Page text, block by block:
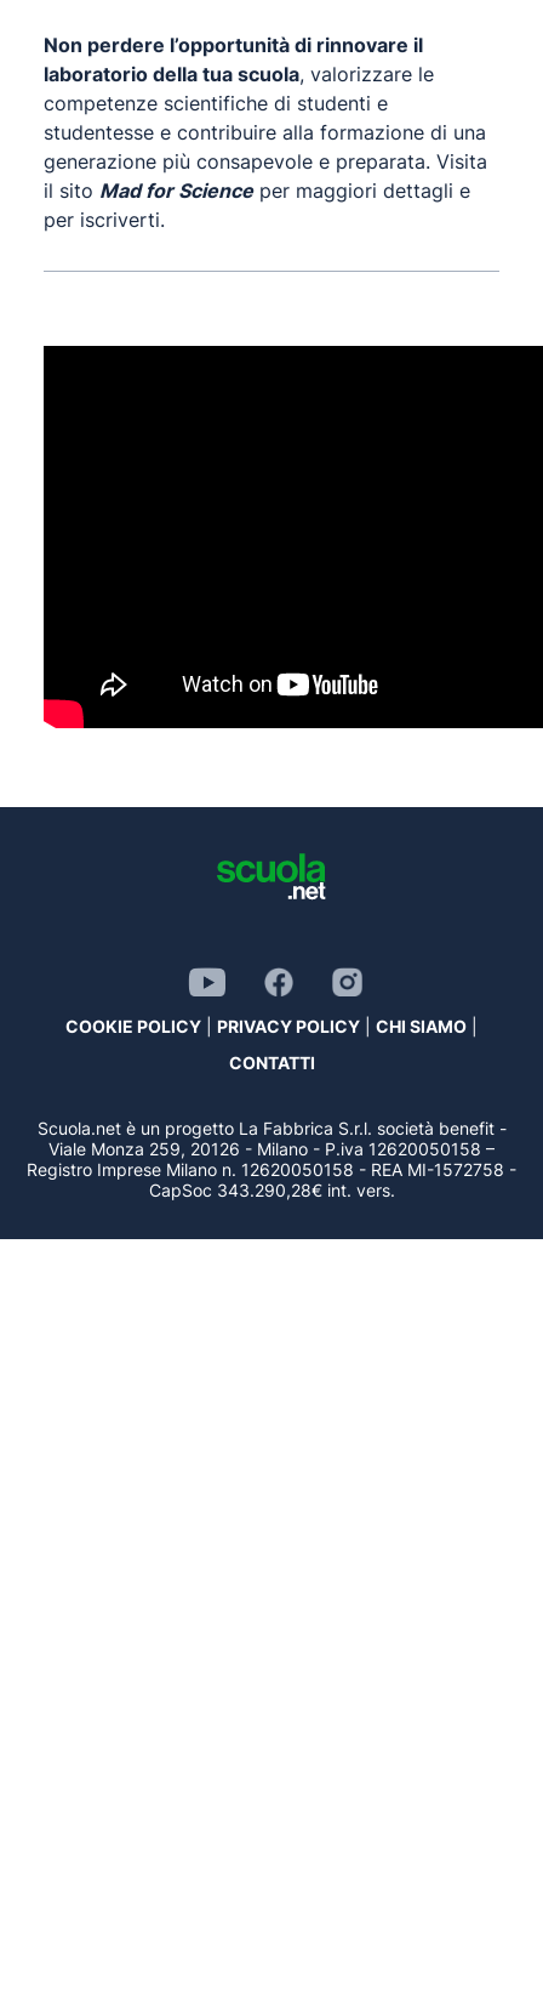
Non perdere l’opportunità di rinnovare il
laboratorio della tua scuola, valorizzare le
competenze scientifiche di studenti e
studentesse e contribuire alla formazione di una
generazione più consapevole e preparata. Visita
il sito Mad for Scienceper maggiori dettagli e
per iscriverti.
COOKIE POLICY PRIVACY POLICY CHI SIAMO
CONTATTI
Scuola.net è un progetto La Fabbrica S.r.l. società benefit -
Viale Monza 259, 20126 - Milano - P.iva 12620050158 –
Registro Imprese Milano n. 12620050158 - REA MI-1572758 -
CapSoc 343.290,28€ int. vers.